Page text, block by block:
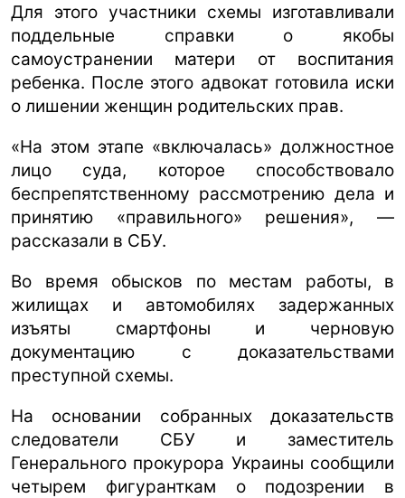
Для этого участники схемы изготавливали
поддельные справки о якобы
самоустранении матери от воспитания
ребенка. После этого адвокат готовила иски
о лишении женщин родительских прав.
«На этом этапе «включалась» должностное
лицо суда, которое способствовало
беспрепятственному рассмотрению дела и
принятию «правильного» решения», —
рассказали в СБУ.
Во время обысков по местам работы, в
жилищах и автомобилях задержанных
изъяты смартфоны и черновую
документацию с доказательствами
преступной схемы.
На основании собранных доказательств
следователи СБУ и заместитель
Генерального прокурора Украины сообщили
четырем фигуранткам о подозрении в